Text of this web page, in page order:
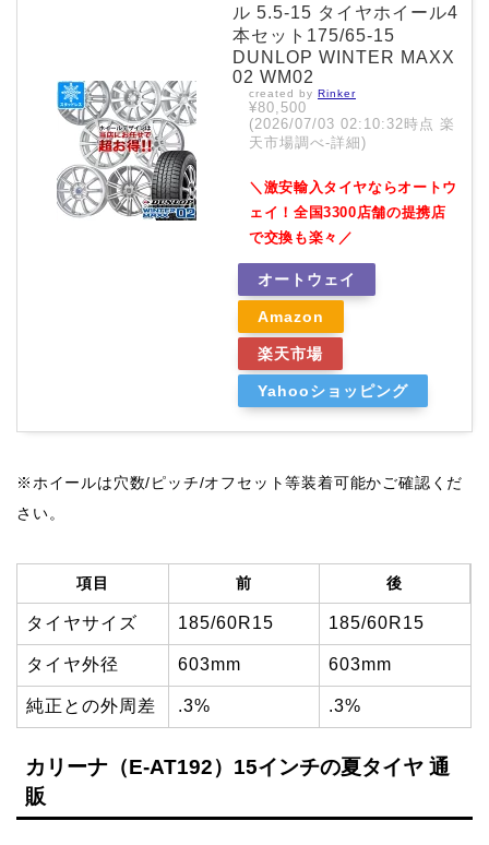
ル 5.5-15 タイヤホイール4
本セット175/65-15
DUNLOP WINTER MAXX
02 WM02
created by Rinker
¥80,500
(2026/07/03 02:10:32時点 楽
天市場調べ-詳細)
＼激安輸入タイヤならオートウ
ェイ！全国3300店舗の提携店
で交換も楽々／
オートウェイ
Amazon
楽天市場
Yahooショッピング
※ホイールは穴数/ピッチ/オフセット等装着可能かご確認くだ
さい。
項目 前 後
タイヤサイズ 185/60R15 185/60R15
タイヤ外径 603mm 603mm
純正との外周差 .3% .3%
カリーナ（E-AT192）15インチの夏タイヤ 通
販